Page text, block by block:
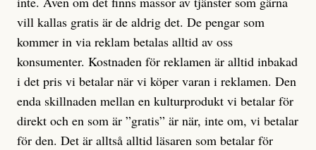
vill kallas gratis är de aldrig det. De pengar som
kommer in via reklam betalas alltid av oss
konsumenter. Kostnaden för reklamen är alltid inbakad
i det pris vi betalar när vi köper varan i reklamen. Den
enda skillnaden mellan en kulturprodukt vi betalar för
direkt och en som är ”gratis” är när, inte om, vi betalar
för den. Det är alltså alltid läsaren som betalar för